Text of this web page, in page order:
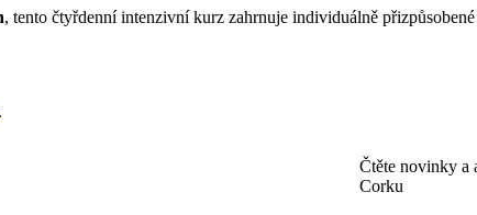
, tento čtyřdenní intenzivní kurz zahrnuje individuálně
Čtěte novinky a
Corku